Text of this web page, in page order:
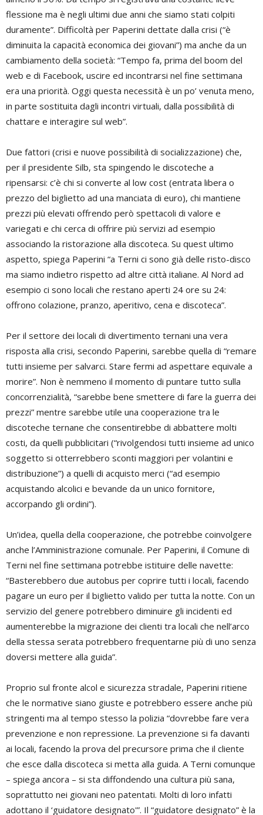
flessione ma è negli ultimi due anni che siamo stati colpiti
duramente”. Difficoltà per Paperini dettate dalla crisi (“è
diminuita la capacità economica dei giovani”) ma anche da un
cambiamento della società: “Tempo fa, prima del boom del
web e di Facebook, uscire ed incontrarsi nel fine settimana
era una priorità. Oggi questa necessità è un po’ venuta meno,
in parte sostituita dagli incontri virtuali, dalla possibilità di
chattare e interagire sul web”.
Due fattori (crisi e nuove possibilità di socializzazione) che,
per il presidente Silb, sta spingendo le discoteche a
ripensarsi: c’è chi si converte al low cost (entrata libera o
prezzo del biglietto ad una manciata di euro), chi mantiene
prezzi più elevati offrendo però spettacoli di valore e
variegati e chi cerca di offrire più servizi ad esempio
associando la ristorazione alla discoteca. Su quest ultimo
aspetto, spiega Paperini “a Terni ci sono già delle risto-disco
ma siamo indietro rispetto ad altre città italiane. Al Nord ad
esempio ci sono locali che restano aperti 24 ore su 24:
offrono colazione, pranzo, aperitivo, cena e discoteca”.
Per il settore dei locali di divertimento ternani una vera
risposta alla crisi, secondo Paperini, sarebbe quella di “remare
tutti insieme per salvarci. Stare fermi ad aspettare equivale a
morire”. Non è nemmeno il momento di puntare tutto sulla
concorrenzialità, “sarebbe bene smettere di fare la guerra dei
prezzi” mentre sarebbe utile una cooperazione tra le
discoteche ternane che consentirebbe di abbattere molti
costi, da quelli pubblicitari (“rivolgendosi tutti insieme ad unico
soggetto si otterrebbero sconti maggiori per volantini e
distribuzione”) a quelli di acquisto merci (“ad esempio
acquistando alcolici e bevande da un unico fornitore,
accorpando gli ordini”).
Un’idea, quella della cooperazione, che potrebbe coinvolgere
anche l’Amministrazione comunale. Per Paperini, il Comune di
Terni nel fine settimana potrebbe istituire delle navette:
“Basterebbero due autobus per coprire tutti i locali, facendo
pagare un euro per il biglietto valido per tutta la notte. Con un
servizio del genere potrebbero diminuire gli incidenti ed
aumenterebbe la migrazione dei clienti tra locali che nell’arco
della stessa serata potrebbero frequentarne più di uno senza
doversi mettere alla guida”.
Proprio sul fronte alcol e sicurezza stradale, Paperini ritiene
che le normative siano giuste e potrebbero essere anche più
stringenti ma al tempo stesso la polizia “dovrebbe fare vera
prevenzione e non repressione. La prevenzione si fa davanti
ai locali, facendo la prova del precursore prima che il cliente
che esce dalla discoteca si metta alla guida. A Terni comunque
– spiega ancora – si sta diffondendo una cultura più sana,
soprattutto nei giovani neo patentati. Molti di loro infatti
adottano il ‘guidatore designato'”. Il “guidatore designato” è la